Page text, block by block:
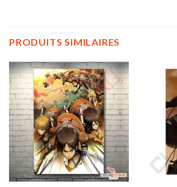
PRODUITS SIMILAIRES